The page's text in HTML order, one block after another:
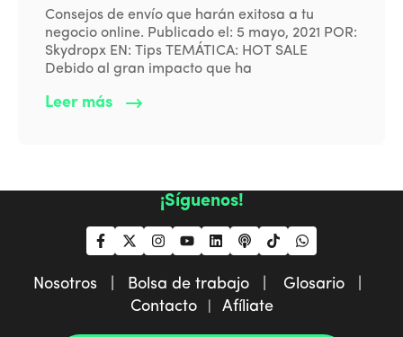
Consejos de envío que harán exitosa a tu
negocio online. Publicado el: 5 mayo, 2021 POR:
Skydropx EN: Tips TEMÁTICA: HOT SALE
Debido al gran impacto que ha
Leer más
¡Síguenos!
Nosotros | Bolsa de trabajo |
Glosario |
Contacto| Afíliate